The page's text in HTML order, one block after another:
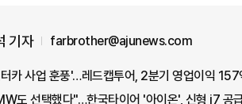
기자 farbrother@ajunews.com
카 사업 훈풍'…레드캡투어, 2분기 영업이익 157
도 선택했다"…한국타이어 '아이온', 신형 i7 공